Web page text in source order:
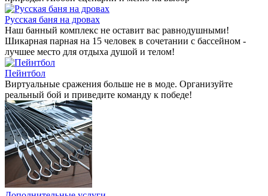
Русская баня на дровах
Наш банный комплекс не оставит вас равнодушными!
Шикарная парная на 15 человек в сочетании с бассейном -
лучшее место для отдыха душой и телом!
Пейнтбол
Виртуальные сражения больше не в моде. Организуйте
реальный бой и приведите команду к победе!